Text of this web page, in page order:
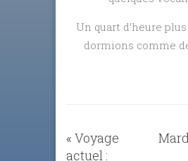
Un quart d’heure
dormions comme
« Voyage
actuel :